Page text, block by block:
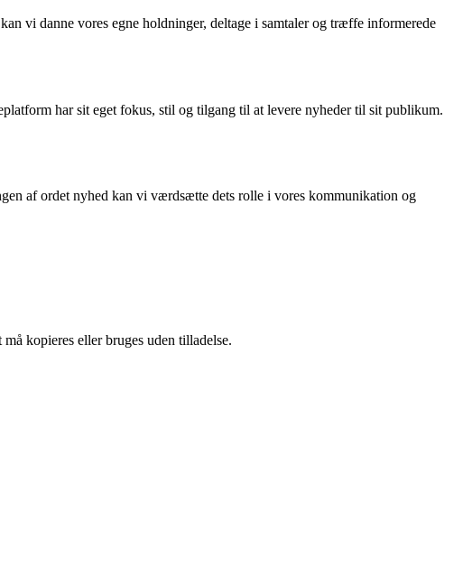
vi danne vores egne holdninger, deltage i samtaler og træffe informerede
har sit eget fokus, stil og tilgang til at levere nyheder til sit publikum.
af ordet nyhed kan vi værdsætte dets rolle i vores kommunikation og
kopieres eller bruges uden tilladelse.